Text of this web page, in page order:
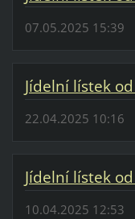
07.05.2025 15:39
Jídelní lístek
22.04.2025 10:16
Jídelní lístek
10.04.2025 12:53